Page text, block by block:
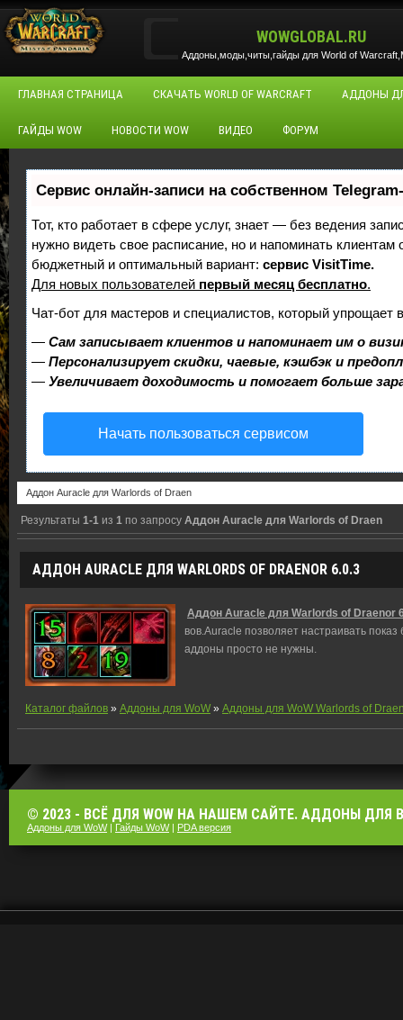
WOWGLOBAL.RU
Аддоны,моды,читы,гайды для World of
ГЛАВНАЯ СТРАНИЦА СКАЧАТЬ WORLD OF WARCRAFT АДДОНЫ
ГАЙДЫ WOW НОВОСТИ WOW ВИДЕО ФОРУМ
Сервис онлайн-записи на собственном
Тот, кто работает в сфере услуг, знает — без ведения
нужно видеть свое расписание, но и напоминать
бюджетный и оптимальный вариант: сервис VisitTime.
Для новых пользователей первый месяц бесплатно.
Чат-бот для мастеров и специалистов, который упрощает
— Сам записывает клиентов и напоминает им о
— Персонализирует скидки, чаевые, кэшбэк и
— Увеличивает доходимость и помогает больше
Начать пользоваться сервисом
Результаты 1-1 из 1 по запросу Аддон Auracle для Warlords of Draen
АДДОН AURACLE ДЛЯ WARLORDS OF DRAENOR 6.0.3
Аддон Auracle для Warlords of Draenor
вов.Auracle позволяет настраивать
аддоны просто не нужны.
Каталог файлов » Аддоны для WoW » Аддоны для WoW Warlords of
© 2023 - ВСЁ ДЛЯ WOW НА НАШЕМ САЙТЕ. АДДОНЫ ДЛЯ
Аддоны для WoW| Гайды WoW| PDA версия